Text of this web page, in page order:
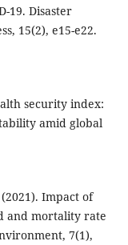
19. Disaster
15(2), e15-e22.
security index:
amid global
Impact of
and mortality rate
7(1),